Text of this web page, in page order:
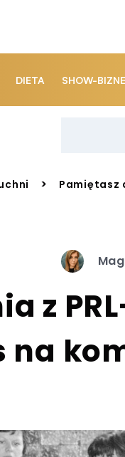
DIETA SHOW-
> Pamiętasz
z
na